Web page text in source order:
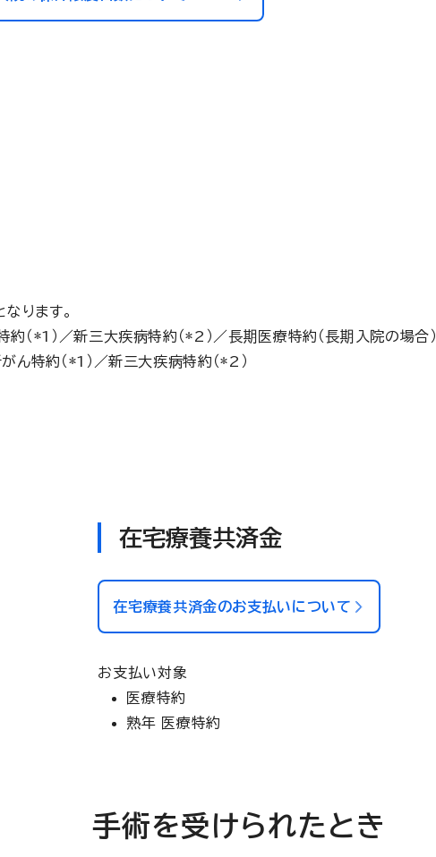
ります。
約（*1）／新三大疾病特約（*2）／長期医療特約（長期入院の場合）
ん特約（*1）／新三大疾病特約（*2）
在宅療養共済金
在宅療養共済金のお支払いについて
お支払い対象
医療特約
熟年 医療特約
手術を受けられたとき